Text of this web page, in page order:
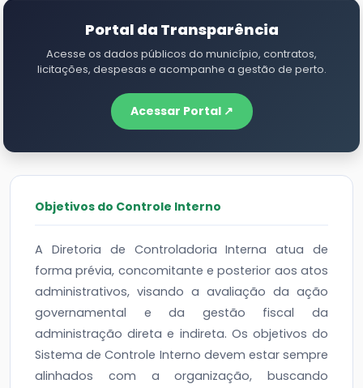
Portal da Transparência
Acesse os dados públicos do município, contratos,
licitações, despesas e acompanhe a gestão de perto.
Acessar Portal ↗
Objetivos do Controle Interno
A Diretoria de Controladoria Interna atua de
forma prévia, concomitante e posterior aos atos
administrativos, visando a avaliação da ação
governamental e da gestão fiscal da
administração direta e indireta. Os objetivos do
Sistema de Controle Interno devem estar sempre
alinhados com a organização, buscando